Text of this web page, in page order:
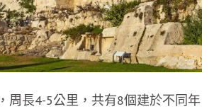
周長4-5公里，共有8個建於不同年